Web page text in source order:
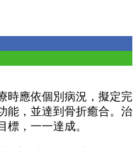
時應依個別病況，擬定完
能，並達到骨折癒合。治
，一一達成。